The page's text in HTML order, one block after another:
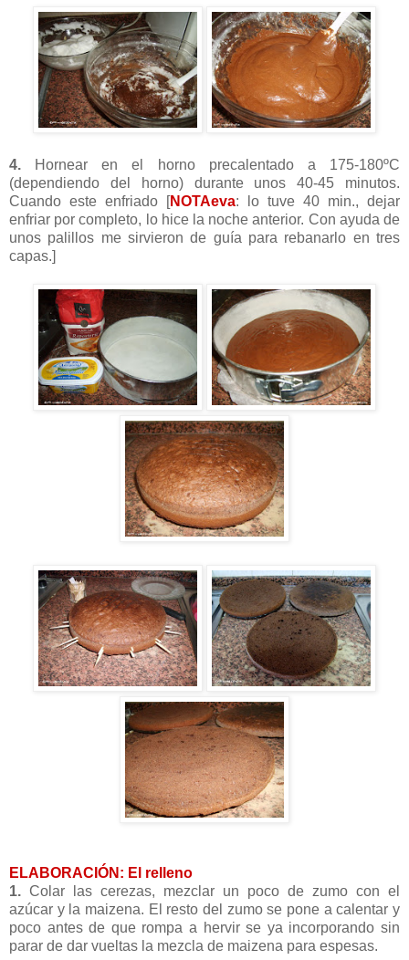
4. Hornear en el horno precalentadoa 175-180ºC
(dependiendo del horno) duranteunos 40-45 minutos.
Cuando este enfriado [NOTAeva: lo tuve 40 min., dejar
enfriar por completo, lo hice la noche anterior. Con ayuda de
unos palillos me sirvieron de guía para rebanarlo en tres
capas.]
ELABORACIÓN: El relleno
1. Colar las cerezas, mezclar un poco de zumo con el
azúcar y la maizena. El resto del zumo se pone a calentar y
poco antes de que rompa a hervir se ya incorporando sin
parar de dar vueltas la mezcla de maizena para espesas.